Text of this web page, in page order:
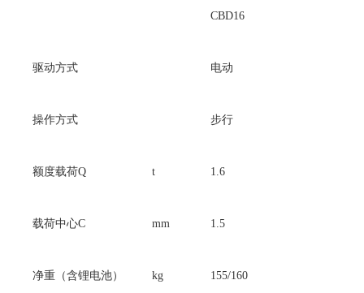
CBD16
驱动方式 电动
操作方式 步行
额度载荷Q t 1.6
载荷中心C mm 1.5
净重（含锂电池） kg 155/160